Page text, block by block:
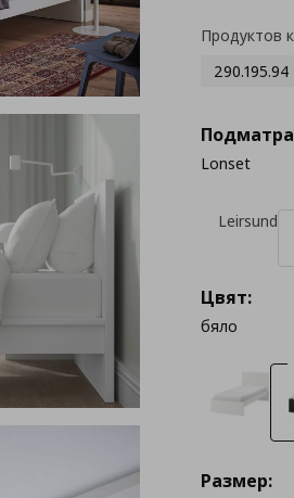
Продуктов
290.195.94
Lonset
Leirsund
Цвят:
бяло
Размер: